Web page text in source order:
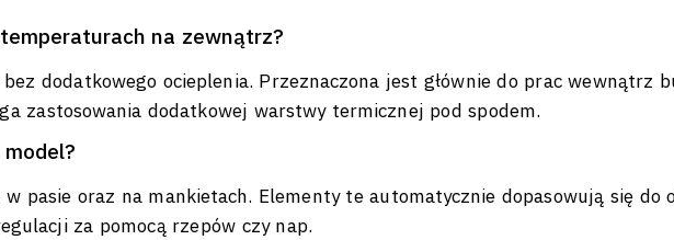
na zewnątrz?
dodatkowego ocieplenia. Przeznaczona jest głównie do prac wewnątrz
zastosowania dodatkowej warstwy termicznej pod spodem.
pasie oraz na mankietach. Elementy te automatycznie dopasowują się do
za pomocą rzepów czy nap.